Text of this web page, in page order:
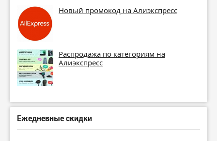
Новый промокод на Алиэкспресс
Распродажа по категориям на
Алиэкспресс
Ежедневные скидки